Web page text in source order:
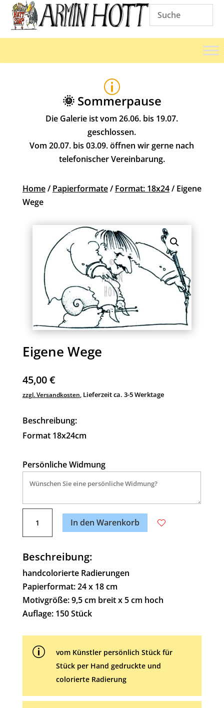
p
🌞 Sommerpause
Die Galerie ist vom 26.06. bis 19.07.
geschlossen.
Vom 20.07. bis 03.09. öffnen wir gerne nach
telefonischer Vereinbarung.
Home/ Papierformate/ Format: 18x24/ Eigene
Wege
Eigene Wege
45,00€
zzgl. Versandkosten, Lieferzeit ca. 3-5 Werktage
Beschreibung:
Format 18x24cm
Persönliche Widmung
Wege
In den Warenkorb
A
r
n
a
t
i
e
Beschreibung:
handcolorierte Radierungen
Papierformat: 24 x 18 cm
Motivgröße: 9,5 cm breit x 5 cm hoch
Auflage: 150 Stück
p
vom Künstler persönlich Stück für
Stück per Hand gedruckte und
colorierte Radierung